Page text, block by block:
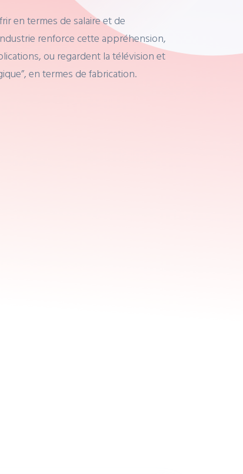
en termes de salaire et de
renforce cette appréhension,
ou regardent la télévision et
en termes de fabrication.